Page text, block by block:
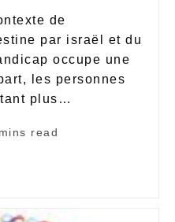
de
par israël et du
occupe une
les personnes
plus…
read